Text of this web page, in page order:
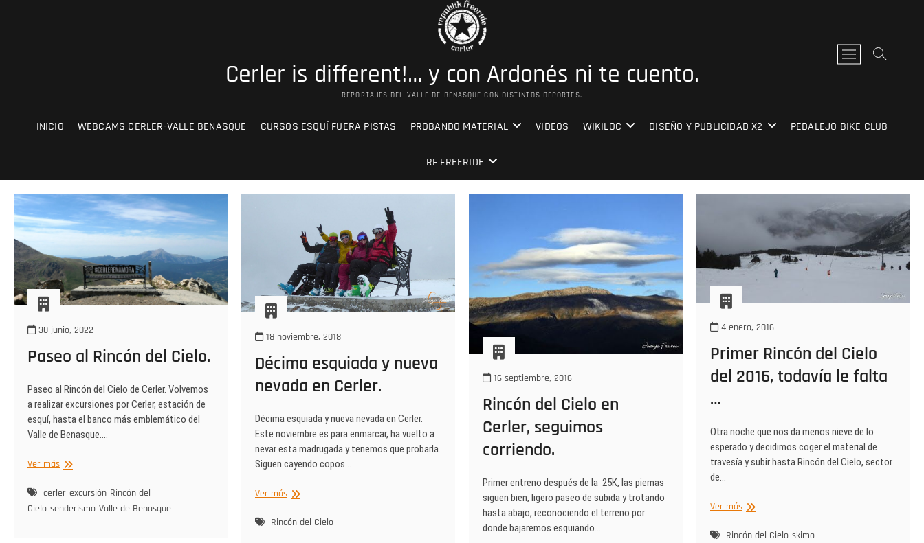
Cerler is different!… y con Ardonés ni te cuento.
REPORTAJES DEL VALLE DE BENASQUE CON DISTINTOS DEPORTES.
INICIO WEBCAMS CERLER-VALLE BENASQUE CURSOS ESQUÍ FUERA PISTAS PROBANDO MATERIAL VIDEOS WIKILOC DISEÑO Y PUBLICIDAD X2 PEDALEJO BIKE CLUB
RF FREERIDE
B
o
d
ú
30 junio, 2022
Paseo al Rincón del Cielo.
Paseo al Rincón del Cielo de Cerler. Volvemos
a realizar excursiones por Cerler, estación de
esquí, hasta el banco más emblemático del
Valle de Benasque.…
Ver másPaseo
Rincón
del
cerler excursión Rincón del
Cielo senderismo Valle de Benasque
18 noviembre, 2018
Décima esquiada y nueva
nevada en Cerler.
Décima esquiada y nueva nevada en Cerler.
Este noviembre es para enmarcar, ha vuelto a
nevar esta madrugada y tenemos que probarla.
Siguen cayendo copos…
Ver másDécima
y
Rincón del Cielo
16 septiembre, 2016
Rincón del Cielo en
Cerler, seguimos
corriendo.
Primer entreno después de la 25K, las piernas
siguen bien, ligero paseo de subida y trotando
hasta abajo, reconociendo el terreno por
donde bajaremos esquiando…
4 enero, 2016
Primer Rincón del Cielo
del 2016, todavía le falta
…
Otra noche que nos da menos nieve de lo
esperado y decidimos coger el material de
travesía y subir hasta Rincón del Cielo, sector
de…
Ver másPrimer
del
Rincón del Cielo skimo